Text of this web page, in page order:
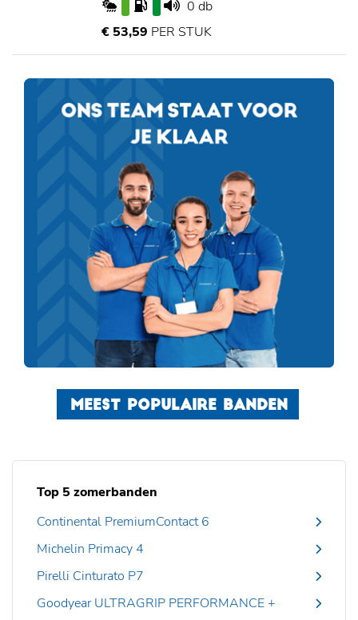
0 db
€ 53,59 PER STUK
MEEST POPULAIRE BANDEN
Top 5 zomerbanden
Continental PremiumContact 6
Michelin Primacy 4
Pirelli Cinturato P7
Goodyear ULTRAGRIP PERFORMANCE +